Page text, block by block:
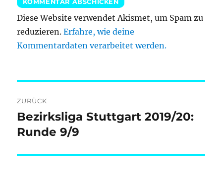
Diese Website verwendet Akismet, um Spam zu
reduzieren.Erfahre, wie deine
Kommentardaten verarbeitet werden.
ZURÜCK
Vorheriger
Beitrag:
Bezirksliga Stuttgart 2019/20:
Runde 9/9